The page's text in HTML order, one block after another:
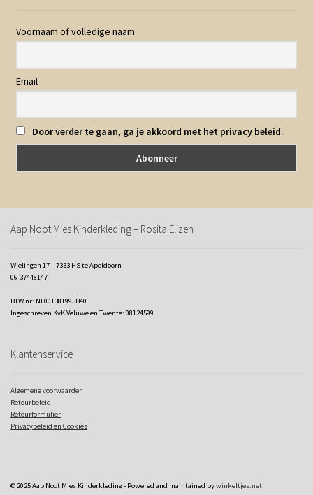
Voornaam of volledige naam
Email
Door verder te gaan, ga je akkoord met het privacy beleid.
Aap Noot Mies Kinderkleding – Rosita Elizen
Wielingen 17 – 7333 HS te Apeldoorn
06-37448147
BTW nr: NL001381995B40
Ingeschreven KvK Veluwe en Twente: 08124599
Klantenservice
Algemene voorwaarden
Retourbeleid
Retourformulier
Privacybeleid en Cookies
© 2025 Aap Noot Mies Kinderkleding - Powered and maintained bywinkeltjes.net